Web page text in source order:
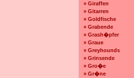
» Giraffen
» Gitarren
» Goldfische
» Grabende
» Grash�pfer
» Graue
» Greyhounds
» Grinsende
» Gro�e
» Gr�ne